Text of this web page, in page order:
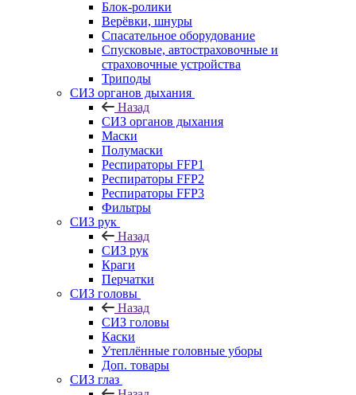
Блок-ролики
Верёвки, шнуры
Спасательное оборудование
Спусковые, автостраховочные и
страховочные устройства
Триподы
СИЗ органов дыхания
Назад
СИЗ органов дыхания
Маски
Полумаски
Респираторы FFP1
Респираторы FFP2
Респираторы FFP3
Фильтры
СИЗ рук
Назад
СИЗ рук
Краги
Перчатки
СИЗ головы
Назад
СИЗ головы
Каски
Утеплённые головные уборы
Доп. товары
СИЗ глаз